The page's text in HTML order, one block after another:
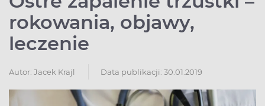
rokowania, objawy,
leczenie
Autor: Jacek Krajl Data publikacji: 30.01.2019